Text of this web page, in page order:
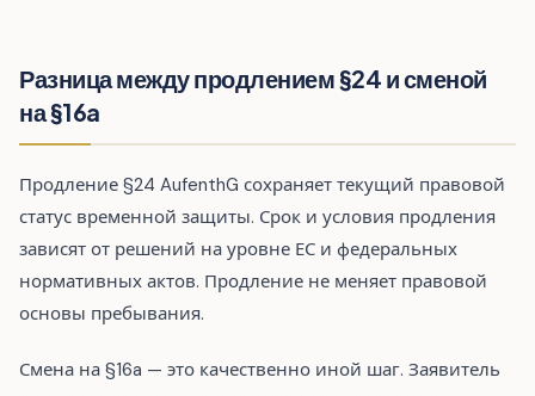
Разница между продлением §24 и сменой
на §16a
Продление §24 AufenthG сохраняет текущий правовой
статус временной защиты. Срок и условия продления
зависят от решений на уровне ЕС и федеральных
нормативных актов. Продление не меняет правовой
основы пребывания.
Смена на §16a — это качественно иной шаг. Заявитель